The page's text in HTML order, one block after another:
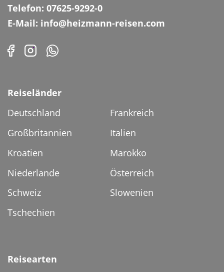
Telefon: 07625-9292-0
E-Mail: info@heizmann-reisen.com
Reiseländer
Deutschland
Frankreich
Großbritannien
Italien
Kroatien
Marokko
Niederlande
Österreich
Schweiz
Slowenien
Tschechien
Reisearten